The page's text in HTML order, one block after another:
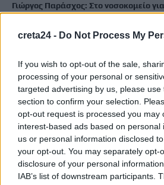
creta24 - Do Not Process My
If you wish to opt-out of the sale,
processing of your personal or
targeted advertising by us, please
section to confirm your selection.
opt-out request is processed you may
interest-based ads based on personal
us or personal information disclosed
your opt-out. You may separately opt-
disclosure of your personal
IAB’s list of downstream participants.
Γιώργος Παράσχος: Στο νοσοκομείο
6 Αυγούστου, 2026
Προσφεύγουν στη δικαιοσύνη για τα
αγροτοκτηνοτρόφοι
6 Αυγούστου, 2026
Φωτοβολταϊκά στο σπίτι: Πώς θα
στο ρεύμα
6 Αυγούστου, 2026